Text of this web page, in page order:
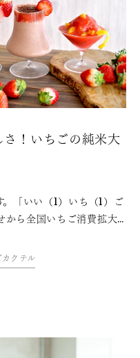
！いちごの純米大
「いい（1）いち（1）ご
から全国いちご消費拡大
美味しくいただけるタイ
のいちごの品種はなんと
考案しました。目をひく
クテル